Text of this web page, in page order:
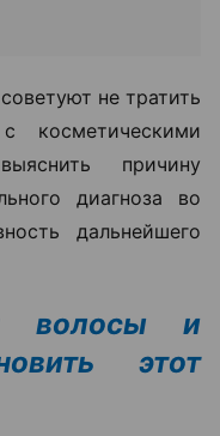
не тратить
косметическими
причину
диагноза во
дальнейшего
волосы и
этот